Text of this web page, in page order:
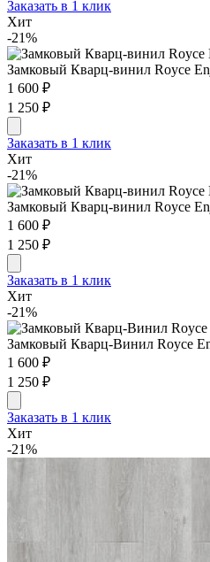
Заказать в 1 клик
Хит
-21%
Замковый Кварц-винил Royce
1 600 ₽
1 250 ₽
Заказать в 1 клик
Хит
-21%
Замковый Кварц-винил Royce
1 600 ₽
1 250 ₽
Заказать в 1 клик
Хит
-21%
Замковый Кварц-Винил Royce
1 600 ₽
1 250 ₽
Заказать в 1 клик
Хит
-21%